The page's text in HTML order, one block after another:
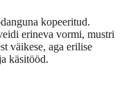
kopeeritud.
erineva vormi, mustri
väikese, aga erilise
käsitööd.